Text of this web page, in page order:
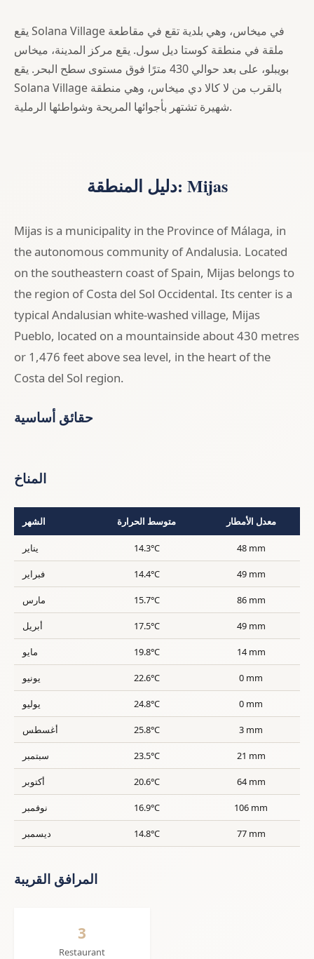
يقع Solana Village في ميخاس، وهي بلدية تقع في مقاطعة
ملقة في منطقة كوستا ديل سول. يقع مركز المدينة، ميخاس
بويبلو، على بعد حوالي 430 مترًا فوق مستوى سطح البحر. يقع
Solana Village بالقرب من لا كالا دي ميخاس، وهي منطقة
شهيرة تشتهر بأجوائها المريحة وشواطئها الرملية.
دليل المنطقة: Mijas
Mijas is a municipality in the Province of Málaga, in
the autonomous community of Andalusia. Located
on the southeastern coast of Spain, Mijas belongs to
the region of Costa del Sol Occidental. Its center is a
typical Andalusian white-washed village, Mijas
Pueblo, located on a mountainside about 430 metres
or 1,476 feet above sea level, in the heart of the
Costa del Sol region.
حقائق أساسية
المناخ
الشهر متوسط الحرارة معدل الأمطار
يناير 14.3°C 48 mm
فبراير 14.4°C 49 mm
مارس 15.7°C 86 mm
أبريل 17.5°C 49 mm
مايو 19.8°C 14 mm
يونيو 22.6°C 0 mm
يوليو 24.8°C 0 mm
أغسطس 25.8°C 3 mm
سبتمبر 23.5°C 21 mm
أكتوبر 20.6°C 64 mm
نوفمبر 16.9°C 106 mm
ديسمبر 14.8°C 77 mm
المرافق القريبة
3
Restaurant